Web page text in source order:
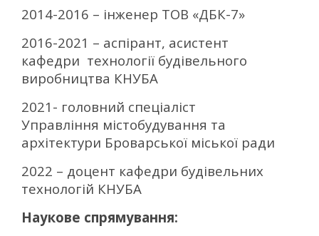
2014-2016 – інженер ТОВ «ДБК-7»
2016-2021 – аспірант, асистент
кафедри технології будівельного
виробництва КНУБА
2021- головний спеціаліст
Управління містобудування та
архітектури Броварської міської ради
2022 – доцент кафедри будівельних
технологій КНУБА
Наукове спрямування: